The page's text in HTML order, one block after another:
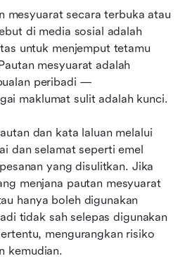
mesyuarat secara terbuka atau
di media sosial adalah
untuk menjemput tetamu
mesyuarat adalah
peribadi —
maklumat sulit adalah kunci.
dan kata laluan melalui
dan selamat seperti emel
yang disulitkan. Jika
menjana pautan mesyuarat
hanya boleh digunakan
tidak sah selepas digunakan
mengurangkan risiko
kemudian.